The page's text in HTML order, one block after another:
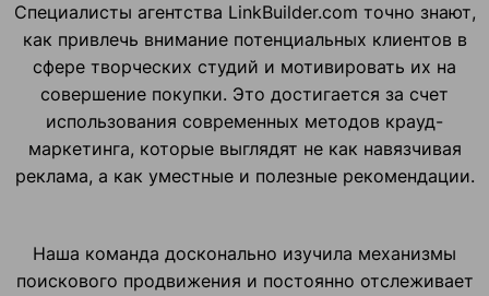
Специалисты агентства LinkBuilder.com точно знают,
как привлечь внимание потенциальных клиентов в
сфере творческих студий и мотивировать их на
совершение покупки. Это достигается за счет
использования современных методов крауд-
маркетинга, которые выглядят не как навязчивая
реклама, а как уместные и полезные рекомендации.
Наша команда досконально изучила механизмы
поискового продвижения и постоянно отслеживает